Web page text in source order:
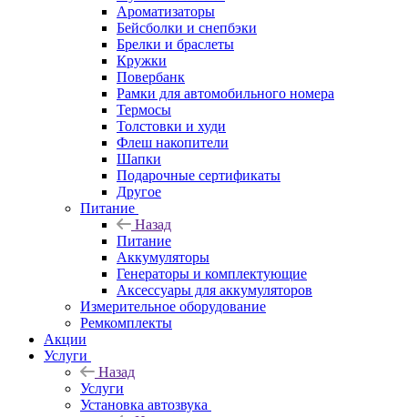
Ароматизаторы
Бейсболки и снепбэки
Брелки и браслеты
Кружки
Повербанк
Рамки для автомобильного номера
Термосы
Толстовки и худи
Флеш накопители
Шапки
Подарочные сертификаты
Другое
Питание
Назад
Питание
Аккумуляторы
Генераторы и комплектующие
Аксессуары для аккумуляторов
Измерительное оборудование
Ремкомплекты
Акции
Услуги
Назад
Услуги
Установка автозвука